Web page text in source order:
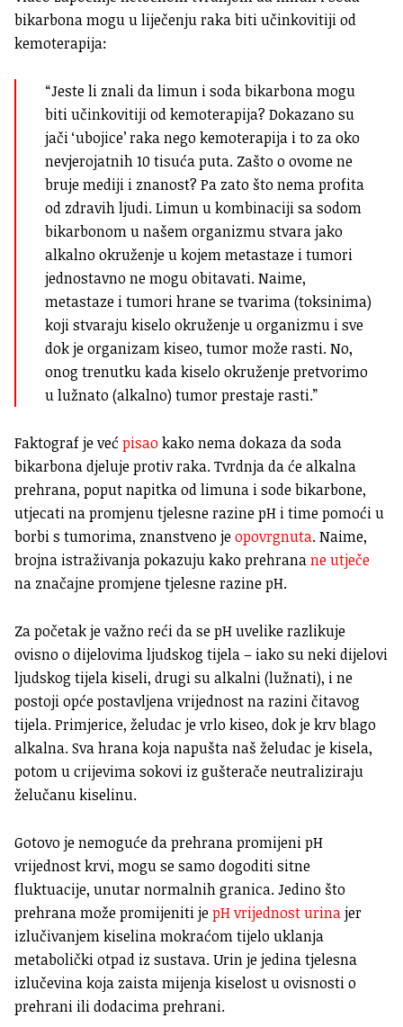
bikarbona mogu u liječenju raka biti učinkovitiji od
kemoterapija:
“Jeste li znali da limun i soda bikarbona mogu
biti učinkovitiji od kemoterapija? Dokazano su
jači ‘ubojice’ raka nego kemoterapija i to za oko
nevjerojatnih 10 tisuća puta. Zašto o ovome ne
bruje mediji i znanost? Pa zato što nema profita
od zdravih ljudi.Limun u kombinaciji sa sodom
bikarbonom u našem organizmu stvara jako
alkalno okruženje u kojem metastaze i tumori
jednostavno ne mogu obitavati. Naime,
metastaze i tumori hrane se tvarima (toksinima)
koji stvaraju kiselo okruženje u organizmu i sve
dok je organizam kiseo, tumor može rasti. No,
onog trenutku kada kiselo okruženje pretvorimo
u lužnato (alkalno) tumor prestaje rasti.”
Faktograf je već pisaokako nema dokaza da soda
bikarbona djeluje protiv raka. Tvrdnja da će alkalna
prehrana, poput napitka od limuna i sode bikarbone,
utjecati na promjenu tjelesne razine pH i time pomoći u
borbi s tumorima, znanstveno jeopovrgnuta. Naime,
brojna istraživanja pokazuju kako prehranane utječe
na značajne promjene tjelesne razine pH.
Za početak je važno reći da se pH uvelike razlikuje
ovisno o dijelovima ljudskog tijela – iako su neki dijelovi
ljudskog tijela kiseli, drugi su alkalni (lužnati), i ne
postoji opće postavljena vrijednost na razini čitavog
tijela. Primjerice, želudac je vrlo kiseo, dok je krv blago
alkalna. Sva hrana koja napušta naš želudac je kisela,
potom u crijevima sokovi iz gušterače neutraliziraju
želučanu kiselinu.
Gotovo je nemoguće da prehrana promijeni pH
vrijednost krvi, mogu se samo dogoditi sitne
fluktuacije, unutar normalnih granica. Jedino što
prehrana može promijeniti jepH vrijednost urinajer
izlučivanjem kiselina mokraćom tijelo uklanja
metabolički otpad iz sustava. Urin je jedina tjelesna
izlučevina koja zaista mijenja kiselost u ovisnosti o
prehrani ili dodacima prehrani.